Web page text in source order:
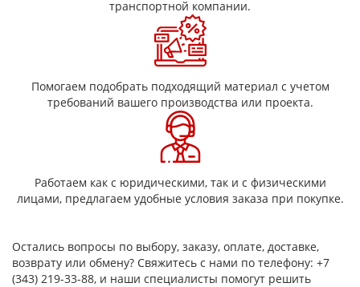
основа: стеклоткань;
связующее: электроизоляционный лак;
класс нагревостойкости: от 130 до 180 °C (в
зависимости от марки);
форма поставки: рулоны различной ширины;
толщина: варьируется в зависимости от типа
материала.
Область применения
Стеклолакоткань ЛСК применяется для:
трансформаторов;
межслойной и межвитковой изоляции;
деталей;
ремонта и обслуживания электротехнического
оборудования.
транспортной компании.
Помогаем подобрать подходящий материал с учетом
требований вашего производства или проекта.
Работаем как с юридическими, так и с физическими
лицами, предлагаем удобные условия заказа при покупке.
Остались вопросы по выбору, заказу, оплате, доставке,
возврату или обмену? Свяжитесь с нами по телефону: +7
(343) 219-33-88, и наши специалисты помогут решить